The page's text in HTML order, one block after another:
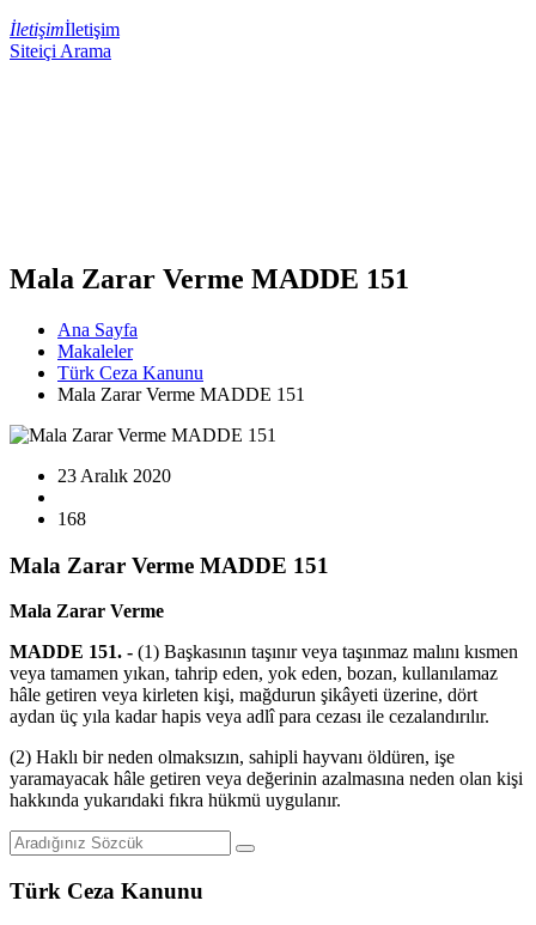
İletişimİletişim
Siteiçi Arama
Mala Zarar Verme MADDE 151
Ana Sayfa
Makaleler
Türk Ceza Kanunu
Mala Zarar Verme MADDE 151
23 Aralık 2020
168
Mala Zarar Verme MADDE 151
Mala Zarar Verme
MADDE 151. - (1) Başkasının taşınır veya taşınmaz malını kısmen
veya tamamen yıkan, tahrip eden, yok eden, bozan, kullanılamaz
hâle getiren veya kirleten kişi, mağdurun şikâyeti üzerine, dört
aydan üç yıla kadar hapis veya adlî para cezası ile cezalandırılır.
(2) Haklı bir neden olmaksızın, sahipli hayvanı öldüren, işe
yaramayacak hâle getiren veya değerinin azalmasına neden olan kişi
hakkında yukarıdaki fıkra hükmü uygulanır.
Türk Ceza Kanunu